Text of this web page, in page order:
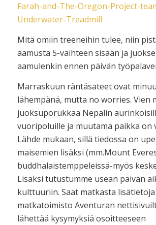
Farah-and-The-Oregon-Project-
Underwater-Treadmill
Mitä omiin treeneihin tulee, niin
aamusta 5-vaihteen sisään ja
aamulenkin ennen päivän
Marraskuun räntäsateet ovat
lähempänä, mutta no worries. Vien
juoksuporukkaa Nepalin
vuoripoluille ja muutama paikka on
Lähde mukaan, sillä tiedossa on
maisemien lisäksi (mm.Mount
buddhalaistemppeleissä-myös
Lisäksi tutustumme usean päivän
kulttuuriin. Saat matkasta lisätietoja
matkatoimisto Aventuran
lähettää kysymyksiä osoitteeseen